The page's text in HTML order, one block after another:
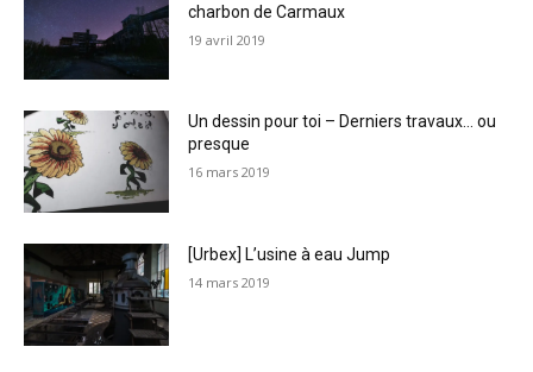
charbon de Carmaux
19 avril 2019
Un dessin pour toi – Derniers travaux… ou
presque
16 mars 2019
[Urbex] L’usine à eau Jump
14 mars 2019